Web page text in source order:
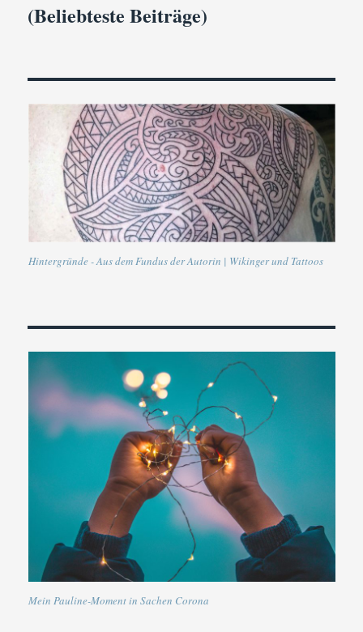
(Beliebteste Beiträge)
Hintergründe - Aus dem Fundus der Autorin | Wikinger und Tattoos
Mein Pauline-Moment in Sachen Corona